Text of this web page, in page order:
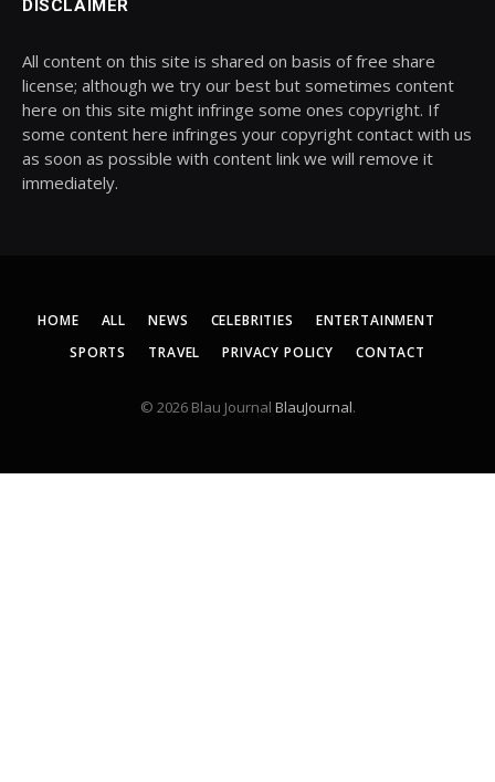
DISCLAIMER
All content on this site is shared on basis of free share
license; although we try our best but sometimes content
here on this site might infringe some ones copyright. If
some content here infringes your copyright contact with us
as soon as possible with content link we will remove it
immediately.
HOME ALL NEWS CELEBRITIES
ENTERTAINMENT
SPORTS
TRAVEL PRIVACY POLICY CONTACT
© 2026 Blau Journal BlauJournal.